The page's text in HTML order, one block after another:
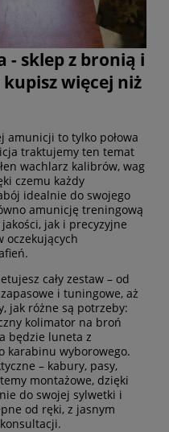
- sklep z bronią i
więcej niż
amunicji to tylko połowa
traktujemy ten temat
wachlarz kalibrów, wag
czemu każdy
idealnie do swojego
amunicję treningową
jak i precyzyjne
oczekujących
cały zestaw – od
i tuningowe, aż
jak różne są potrzeby:
kolimator na broń
będzie luneta z
karabinu wyborowego.
– kabury, pasy,
montażowe, dzięki
do swojej sylwetki i
od ręki, z jasnym